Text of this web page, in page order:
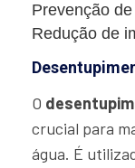
Prevenção
Redução de
O
crucial para
água. É